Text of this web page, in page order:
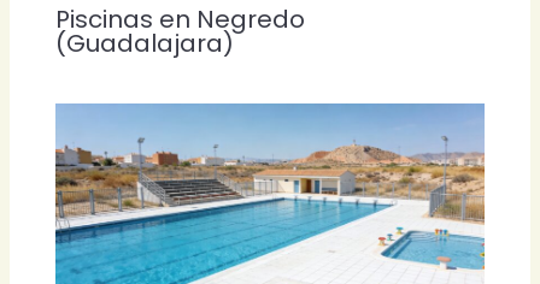
Piscinas en Negredo
(Guadalajara)